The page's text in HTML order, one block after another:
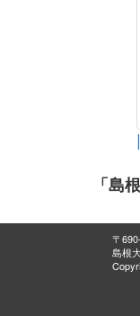
「島
〒
島根